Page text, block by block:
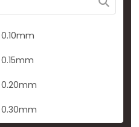
Bordô
Branco
Camuflado Azul
Camuflado Floresta
Camuflado Selva
0.10mm
0.15mm
0.20mm
0.30mm